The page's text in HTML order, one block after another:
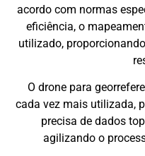
acordo com normas
eficiência, o
utilizado,
O drone para
cada vez mais utilizada,
precisa de dados
agilizando o